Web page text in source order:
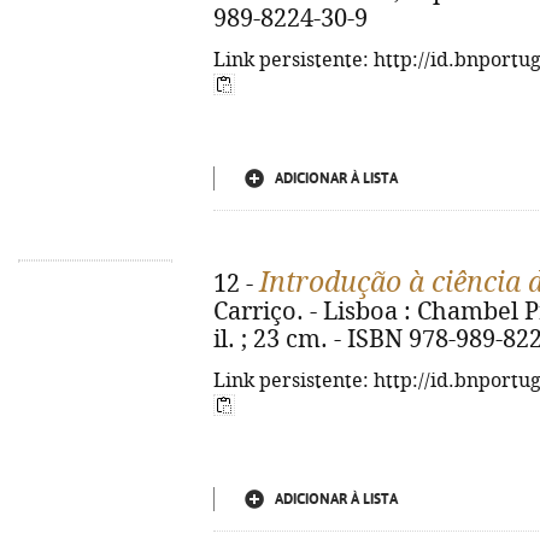
989-8224-30-9
Link persistente: http://
ADICIONAR À LISTA
12 -Introdução à ciência
Carriço. - Lisboa : Chambel
il. ; 23 cm. - ISBN 978-989-
Link persistente: http://
ADICIONAR À LISTA